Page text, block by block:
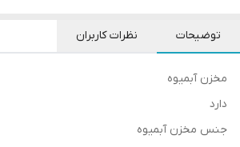
توضیحات نظرات کاربران
مخزن آبمیوه
دارد
جنس مخزن آبمیوه